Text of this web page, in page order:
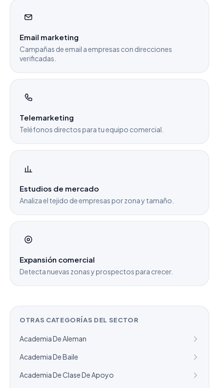
Email marketing
Campañas de email a empresas con direcciones
verificadas.
Telemarketing
Teléfonos directos para tu equipo comercial.
Estudios de mercado
Analiza el tejido de empresas por zona y tamaño.
Expansión comercial
Detecta nuevas zonas y prospectos para crecer.
OTRAS CATEGORÍAS DEL SECTOR
Academia De Aleman
Academia De Baile
Academia De Clase De Apoyo